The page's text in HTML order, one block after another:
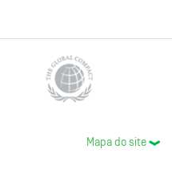
Mapa do site